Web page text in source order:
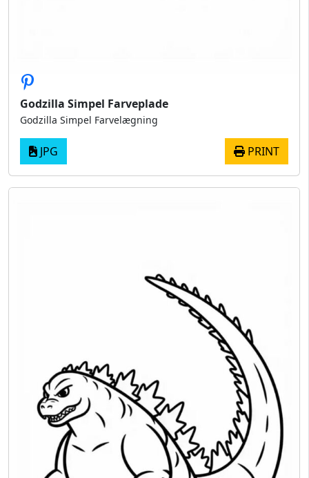
Godzilla Simpel Farveplade
Godzilla Simpel Farvelægning
JPG PRINT